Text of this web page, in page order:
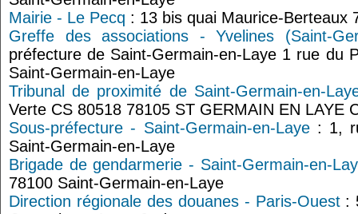
Mairie - Le Pecq : 13 bis quai Maurice-Berteaux
Greffe des associations - Yvelines (Saint-
préfecture de Saint-Germain-en-Laye 1 rue du
Saint-Germain-en-Laye
Tribunal de proximité de Saint-Germain-en-
Verte CS 80518 78105 ST GERMAIN EN LAYE
Sous-préfecture - Saint-Germain-en-Laye: 1,
Saint-Germain-en-Laye
Brigade de gendarmerie - Saint-Germain-en-
78100 Saint-Germain-en-Laye
Direction régionale des douanes - Paris-Ouest: